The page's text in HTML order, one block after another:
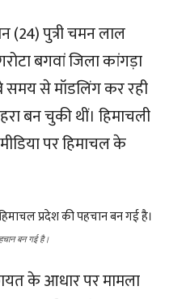
(24) पुत्री चमन लाल
बगवां जिला कांगड़ा
से मॉडलिंग कर रही
बन चुकी थीं। हिमाचली
पर हिमाचल के
बन गई है।
के आधार पर मामला